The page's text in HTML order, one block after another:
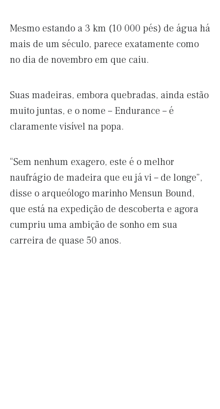
Mesmo estando a 3 km (10 000 pés) de água há
mais de um século, parece exatamente como
no dia de novembro em que caiu.
Suas madeiras, embora quebradas, ainda estão
muito juntas, e o nome – Endurance – é
claramente visível na popa.
“Sem nenhum exagero, este é o melhor
naufrágio de madeira que eu já vi – de longe”,
disse o arqueólogo marinho Mensun Bound,
que está na expedição de descoberta e agora
cumpriu uma ambição de sonho em sua
carreira de quase 50 anos.